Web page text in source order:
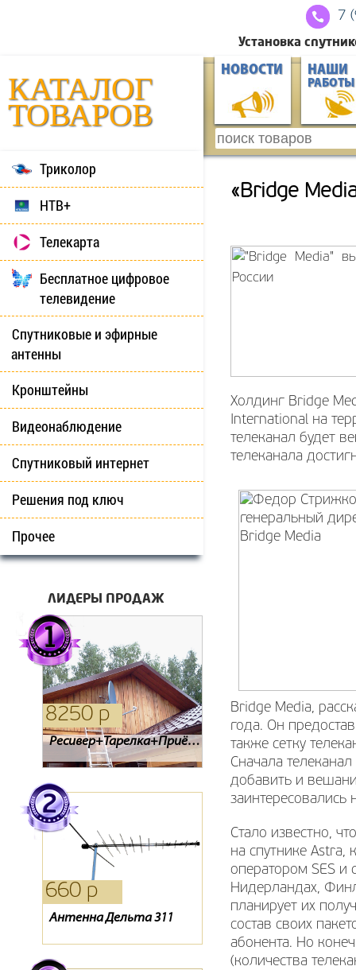
7
Установка
КАТАЛОГ
ТОВАРОВ
НОВОСТИ НАШИ
РАБОТЫ
Триколор
НТВ+
Телекарта
Бесплатное цифровое
телевидение
Спутниковые и эфирные
антенны
Кронштейны
Видеонаблюдение
Спутниковый интернет
Решения под ключ
Прочее
ЛИДЕРЫ ПРОДАЖ
8250 р
Ресивер+Тарелка+Приёмник
6480 р
Evo-08 IRDETO
1980 р
Антенна Locus L 3021
660 р
Антенна Дельта 311
280 р
Пульт RC41I-T2-02
1090 р
Тарелка Супрал 0.8
«Bridge
Холдинг Bridge
International на
телеканал будет
телеканала
Bridge Media,
года. Он
также сетку
Сначала
добавить и
заинтересовались
Стало известно,
на спутнике
оператором SES
Нидерландах,
планирует их
состав своих
абонента. Но
(количества